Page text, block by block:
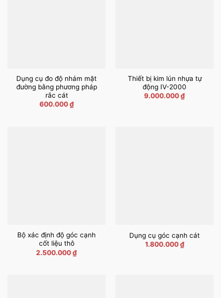
Dụng cụ đo độ nhám mặt
đường bằng phương pháp
rắc cát
600.000₫
Thiết bị kim lún nhựa tự
động IV-2000
9.000.000₫
Bộ xác định độ góc cạnh
cốt liệu thô
2.500.000₫
Dụng cụ góc cạnh cát
1.800.000₫